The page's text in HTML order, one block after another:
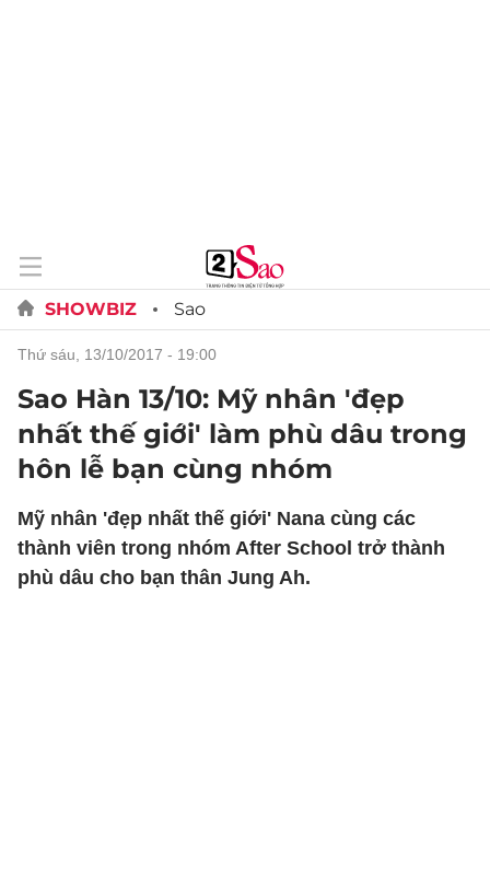
SHOWBIZ Sao
thứ sáu, 13/10/2017 - 19:00
Sao Hàn 13/10: Mỹ nhân 'đẹp
nhất thế giới' làm phù dâu trong
hôn lễ bạn cùng nhóm
Mỹ nhân 'đẹp nhất thế giới' Nana cùng các
thành viên trong nhóm After School trở thành
phù dâu cho bạn thân Jung Ah.